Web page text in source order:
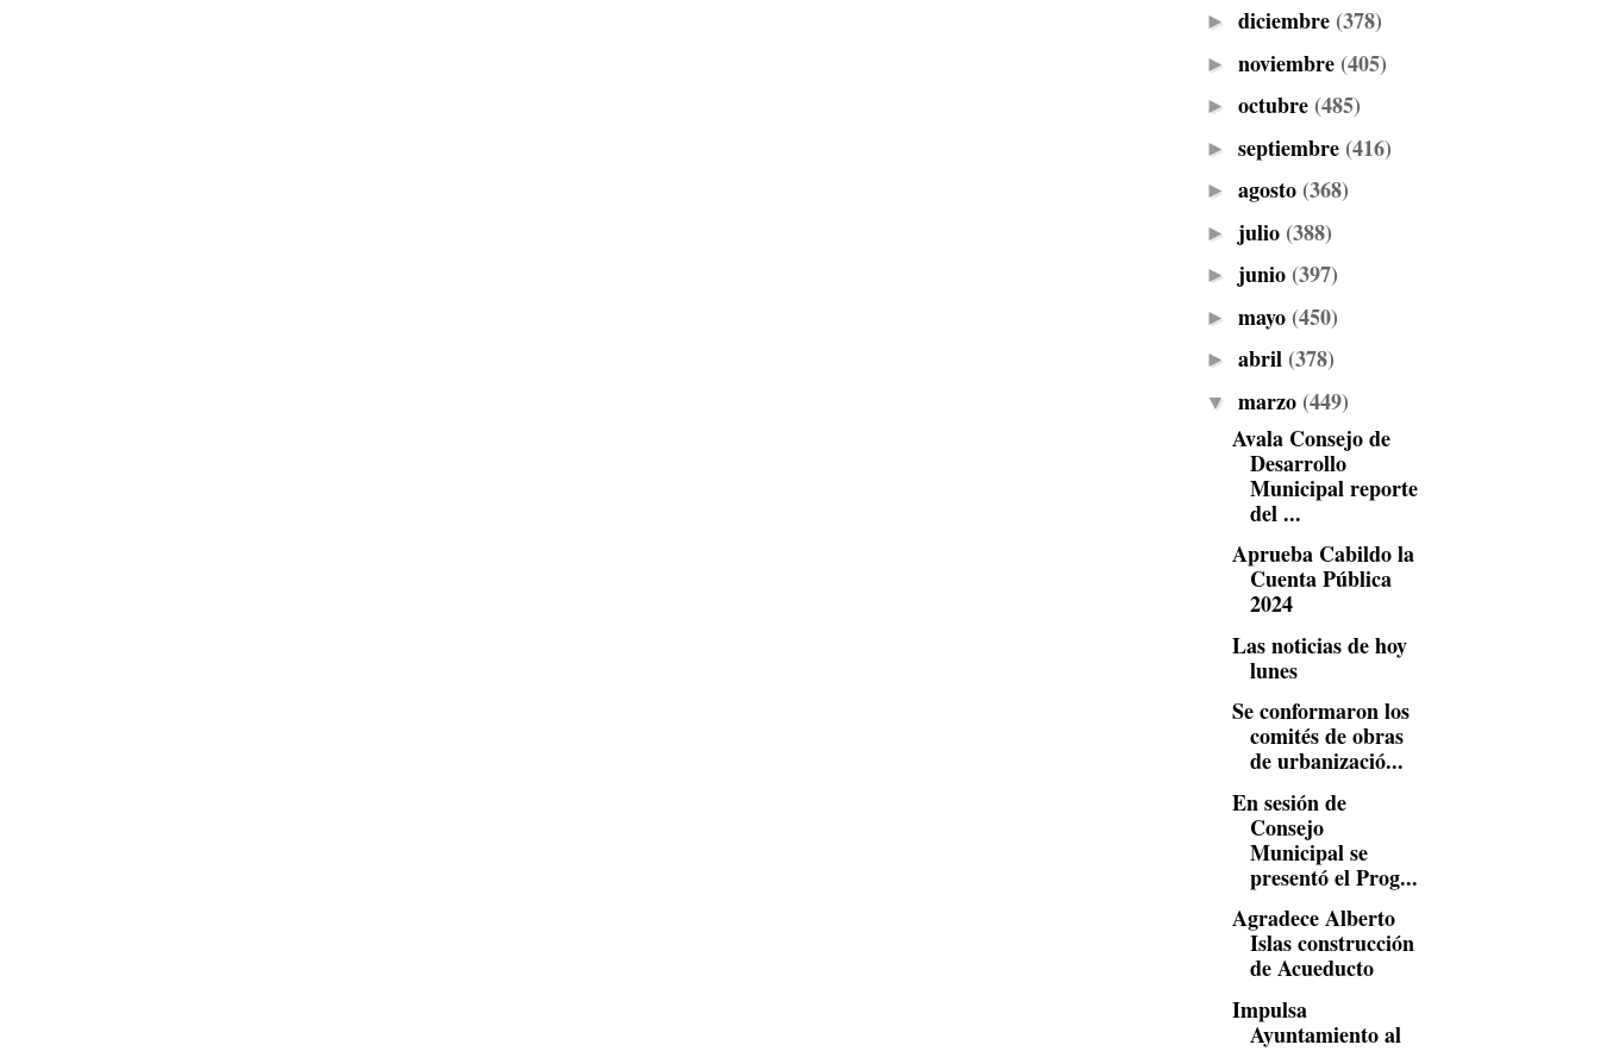
► diciembre (378)
► noviembre (405)
► octubre (485)
► septiembre (416)
► agosto (368)
► julio (388)
► junio (397)
► mayo (450)
► abril (378)
▼ marzo (449)
Avala Consejo de
Desarrollo
Municipal reporte
del ...
Aprueba Cabildo la
Cuenta Pública
2024
Las noticias de hoy
lunes
Se conformaron los
comités de obras
de urbanizació...
En sesión de
Consejo
Municipal se
presentó el Prog...
Agradece Alberto
Islas construcción
de Acueducto
Impulsa
Ayuntamiento al